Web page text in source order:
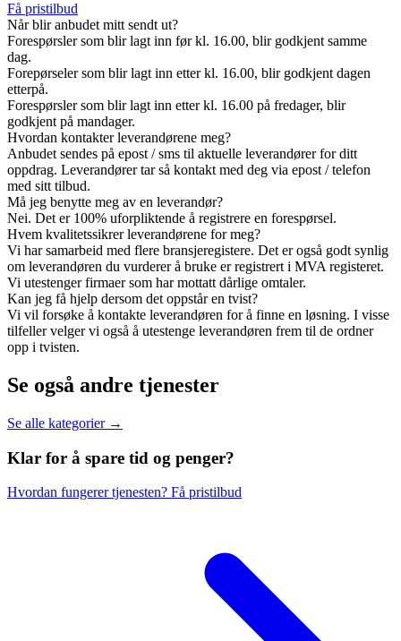
Få pristilbud
Når blir anbudet mitt sendt ut?
Forespørsler som blir lagt inn før kl. 16.00, blir godkjent samme
dag.
Forepørseler som blir lagt inn etter kl. 16.00, blir godkjent dagen
etterpå.
Forespørsler som blir lagt inn etter kl. 16.00 på fredager, blir
godkjent på mandager.
Hvordan kontakter leverandørene meg?
Anbudet sendes på epost / sms til aktuelle leverandører for ditt
oppdrag. Leverandører tar så kontakt med deg via epost / telefon
med sitt tilbud.
Må jeg benytte meg av en leverandør?
Nei. Det er 100% uforpliktende å registrere en forespørsel.
Hvem kvalitetssikrer leverandørene for meg?
Vi har samarbeid med flere bransjeregistere. Det er også godt synlig
om leverandøren du vurderer å bruke er registrert i MVA registeret.
Vi utestenger firmaer som har mottatt dårlige omtaler.
Kan jeg få hjelp dersom det oppstår en tvist?
Vi vil forsøke å kontakte leverandøren for å finne en løsning. I visse
tilfeller velger vi også å utestenge leverandøren frem til de ordner
opp i tvisten.
Se også andre tjenester
Se alle kategorier →
Klar for å spare tid og penger?
Hvordan fungerer tjenesten? Få pristilbud